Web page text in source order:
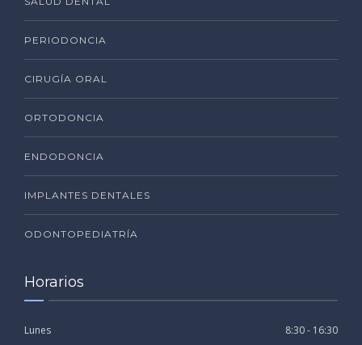
PERIODONCIA
CIRUGÍA ORAL
ORTODONCIA
ENDODONCIA
IMPLANTES DENTALES
ODONTOPEDIATRÍA
Horarios
Lunes 8:30 - 16:30